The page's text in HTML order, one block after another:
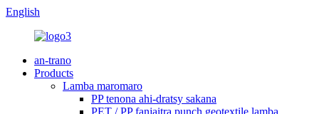
English
an-trano
Products
Lamba maromaro
PP tenona ahi-dratsy sakana
PET / PP fanjaitra punch geotextile lamba